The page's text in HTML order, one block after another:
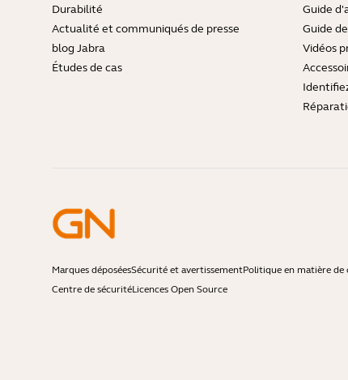
Durabilité
Actualité et communiqués de presse
blog Jabra
Études de cas
Guide
Guide
Vidéos
Marques déposéesSécurité et avertissementPolitique en matière de
Centre de sécuritéLicences Open Source